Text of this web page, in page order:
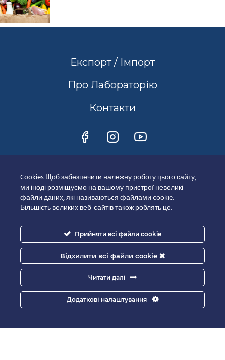
Експорт / Імпорт
Про Лабораторію
Контакти
Документи
Завантажити договір
Політика конфіденційності
Полiтика Cookie
Сертифікати
Cookies Щоб забезпечити належну роботу цього сайту,
ми іноді розміщуємо на вашому пристрої невеликі
файли даних, які називаються файлами cookie.
Більшість великих веб-сайтів також роблять це.
Прийняти всі файли cookie
Відхилити всі файли cookie
Читати далі
Додаткові налаштування